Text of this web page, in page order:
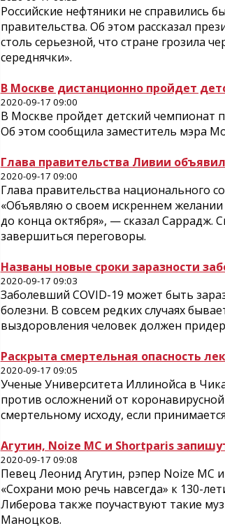
Российские нефтяники не справились
правительства. Об этом рассказал
столь серьезной, что стране грозила
середнячки».
В Москве дистанционно пройдет
2020-09-17 09:00
В Москве пройдет детский чемпионат
Об этом сообщила заместитель мэра
Глава правительства Ливии
2020-09-17 09:00
Глава правительства национального
«Объявляю о своем искреннем
до конца октября», — сказал Саррадж.
завершиться переговоры.
Названы новые сроки заразности
2020-09-17 09:03
Заболевший COVID-19 может быть
болезни. В совсем редких случаях
выздоровления человек должен
Раскрыта смертельная опасность
2020-09-17 09:05
Ученые Университета Иллинойса в
против осложнений от
смертельному исходу, если
Агутин, Noize MC и Shortparis
2020-09-17 09:08
Певец Леонид Агутин, рэпер Noize MC
«Сохрани мою речь навсегда» к 130-
Либерова также поучаствуют такие
Маноцков.